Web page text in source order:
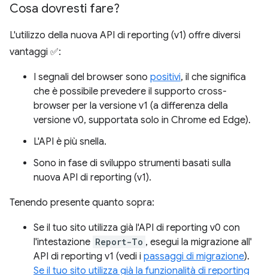
Cosa dovresti fare?
L'utilizzo della nuova API di reporting (v1) offre diversi
vantaggi ✅:
I segnali del browser sono positivi, il che significa
che è possibile prevedere il supporto cross-
browser per la versione v1 (a differenza della
versione v0, supportata solo in Chrome ed Edge).
L'API è più snella.
Sono in fase di sviluppo strumenti basati sulla
nuova API di reporting (v1).
Tenendo presente quanto sopra:
Se il tuo sito utilizza già l'API di reporting v0 con
l'intestazione Report-To , esegui la migrazione all'
API di reporting v1 (vedi i passaggi di migrazione).
Se il tuo sito utilizza già la funzionalità di reporting